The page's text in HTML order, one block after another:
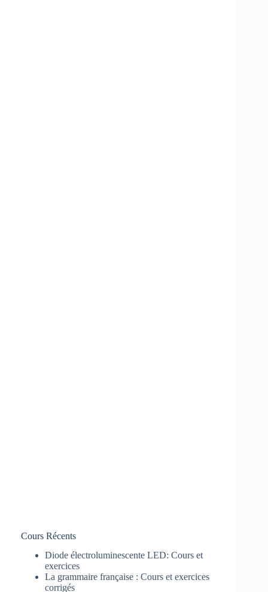
Cours Récents
Diode électroluminescente LED: Cours et
exercices
La grammaire française : Cours et exercices
corrigés